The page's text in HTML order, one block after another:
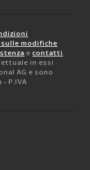
modifiche
e contatti.
in essi
AG e sono
P.IVA